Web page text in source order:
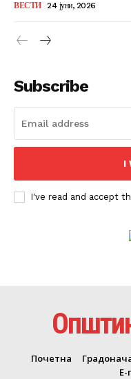
ВЕСТИ 24 јуни, 2026
Subscribe
I
I've read and accept
Почетна
Е-